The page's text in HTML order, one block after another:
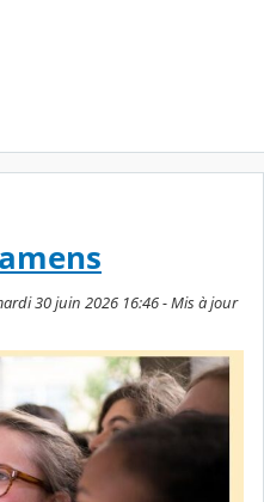
30 juin 2026 16:46 - Mis à jour